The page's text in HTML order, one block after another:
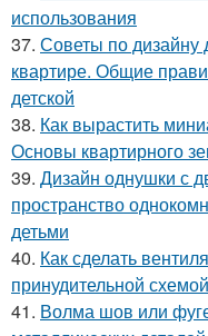
использования
37. Советы по дизайну
квартире. Общие
детской
38. Как вырастить
Основы квартирного
39. Дизайн однушки с
пространство
детьми
40. Как сделать
принудительной схемой
41. Волма шов или